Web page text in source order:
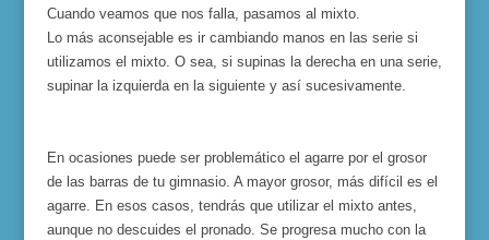
Cuando veamos que nos falla, pasamos al mixto.
Lo más aconsejable es ir cambiando manos en las serie si
utilizamos el mixto. O sea, si supinas la derecha en una serie,
supinar la izquierda en la siguiente y así sucesivamente.
En ocasiones puede ser problemático el agarre por el grosor
de las barras de tu gimnasio. A mayor grosor, más difícil es el
agarre. En esos casos, tendrás que utilizar el mixto antes,
aunque no descuides el pronado. Se progresa mucho con la